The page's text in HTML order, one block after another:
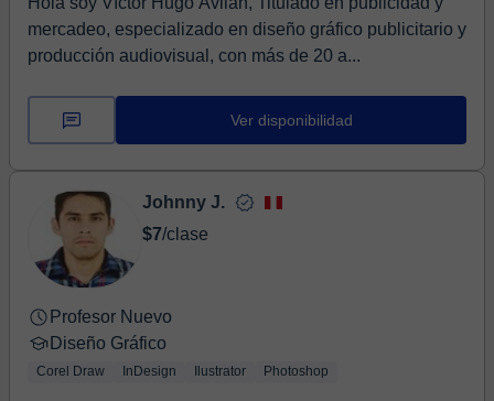
mercadeo, especializado en diseño gráfico publicitario y
producción audiovisual, con más de 20 a...
Ver disponibilidad
Johnny J.
$7/clase
Profesor Nuevo
Diseño Gráfico
Corel Draw InDesign Ilustrator Photoshop